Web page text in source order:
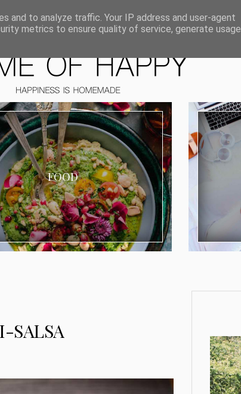
FOOD
SALSA
and to analyze traffic. Your IP address and user-agent
metrics to ensure quality of service, generate usage